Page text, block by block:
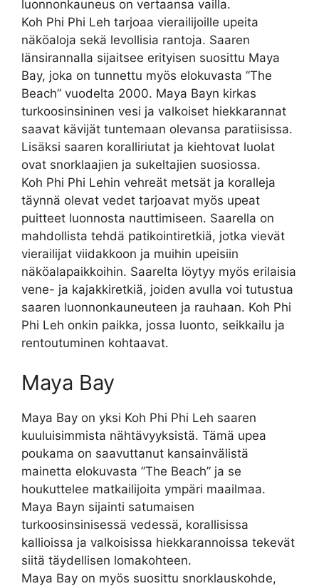
luonnonkauneus on vertaansa vailla.
Koh Phi Phi Leh tarjoaa vierailijoille upeita
näköaloja sekä levollisia rantoja. Saaren
länsirannalla sijaitsee erityisen suosittu Maya
Bay, joka on tunnettu myös elokuvasta ”The
Beach” vuodelta 2000. Maya Bayn kirkas
turkoosinsininen vesi ja valkoiset hiekkarannat
saavat kävijät tuntemaan olevansa paratiisissa.
Lisäksi saaren koralliriutat ja kiehtovat luolat
ovat snorklaajien ja sukeltajien suosiossa.
Koh Phi Phi Lehin vehreät metsät ja koralleja
täynnä olevat vedet tarjoavat myös upeat
puitteet luonnosta nauttimiseen. Saarella on
mahdollista tehdä patikointiretkiä, jotka vievät
vierailijat viidakkoon ja muihin upeisiin
näköalapaikkoihin. Saarelta löytyy myös erilaisia
vene- ja kajakkiretkiä, joiden avulla voi tutustua
saaren luonnonkauneuteen ja rauhaan. Koh Phi
Phi Leh onkin paikka, jossa luonto, seikkailu ja
rentoutuminen kohtaavat.
Maya Bay
Maya Bay on yksi Koh Phi Phi Leh saaren
kuuluisimmista nähtävyyksistä. Tämä upea
poukama on saavuttanut kansainvälistä
mainetta elokuvasta ”The Beach” ja se
houkuttelee matkailijoita ympäri maailmaa.
Maya Bayn sijainti satumaisen
turkoosinsinisessä vedessä, korallisissa
kallioissa ja valkoisissa hiekkarannoissa tekevät
siitä täydellisen lomakohteen.
Maya Bay on myös suosittu snorklauskohde,